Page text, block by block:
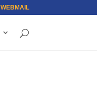
WEBMAIL